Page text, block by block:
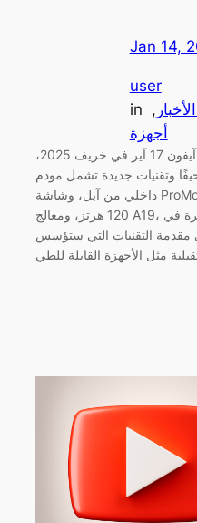
Jan 14,
user
in ,
أجهزة
التوقعات المتعلقة بإطلاق آيفون 17 آير في خريف 2025،
وتقنيات جديدة تشمل مودم
داخلي من آبل، وشاشة ProMotion OLED بمعدل تحديث
120 هرتز، ومعالج A19، بالإضافة إلى تحسينات كبيرة في
مقدمة التقنيات التي ستؤسس